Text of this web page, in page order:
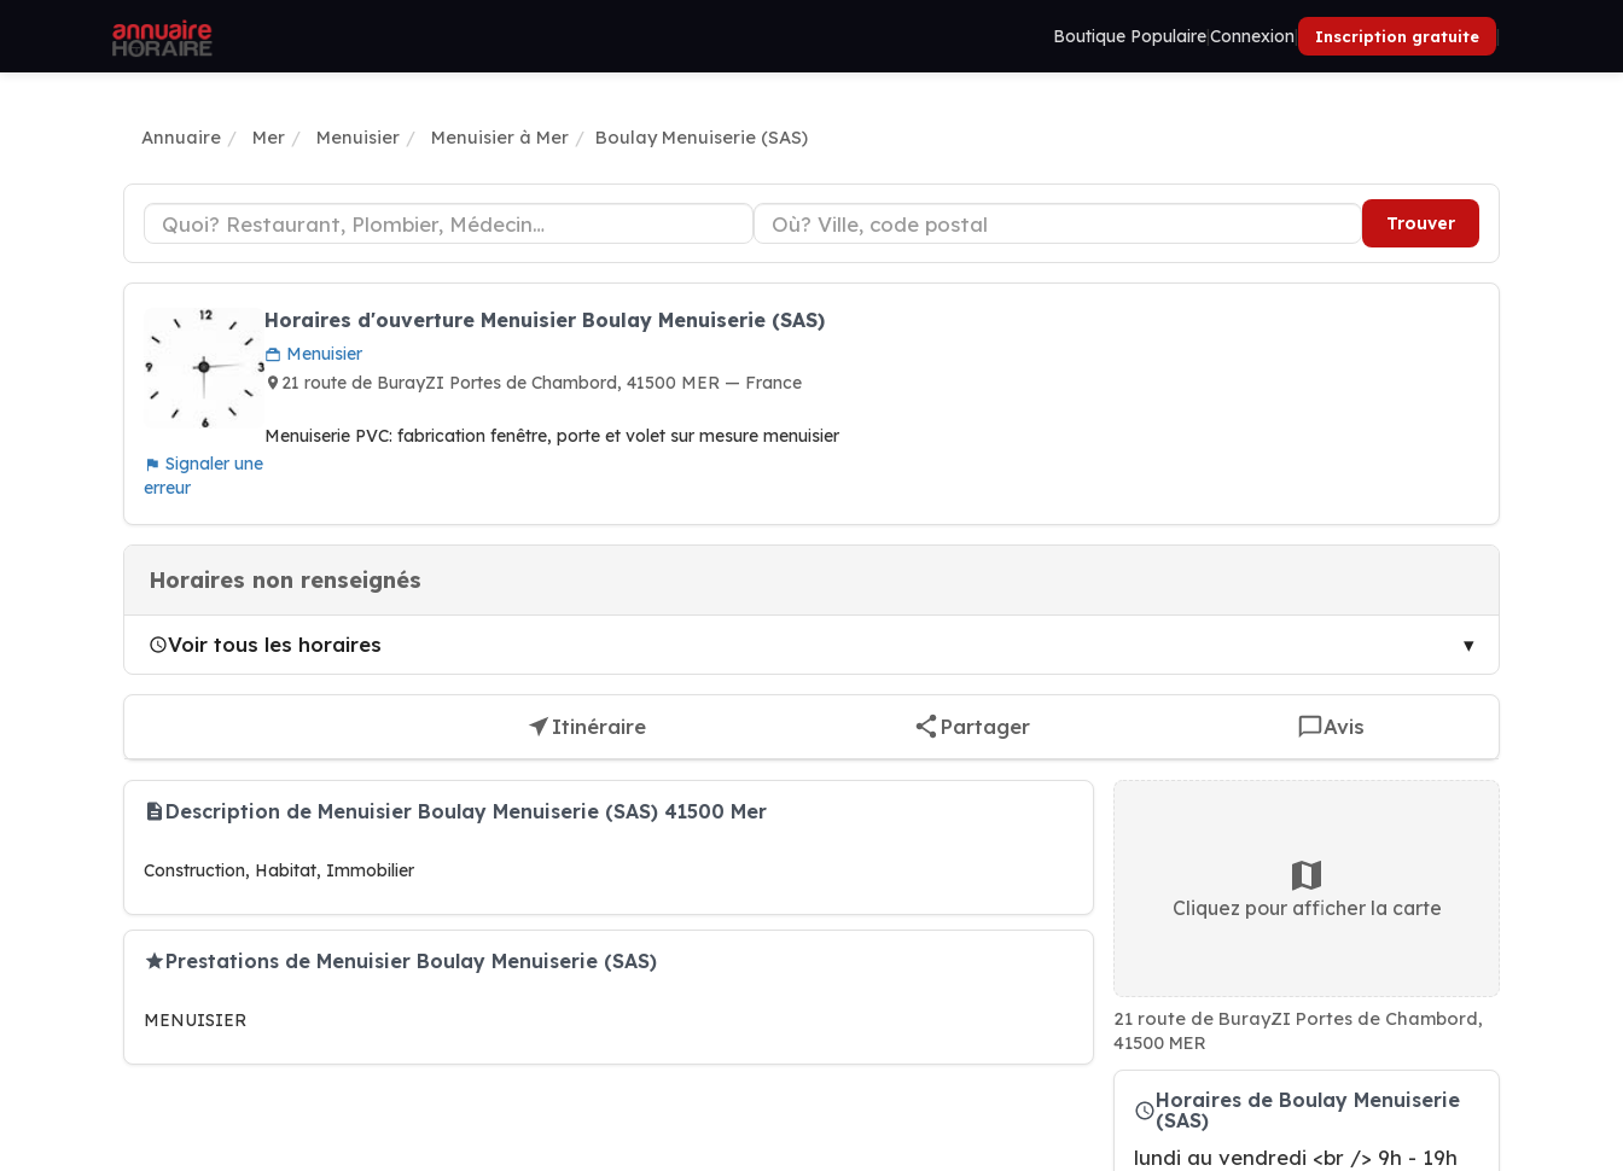
Boutique Populaire|Connexion| Inscription gratuite |
Annuaire Mer Menuisier Menuisier à Mer Boulay Menuiserie (SAS)
Trouver
Signaler une
erreur
Horaires d'ouverture Menuisier Boulay Menuiserie (SAS)
Menuisier
21 route de BurayZI Portes de Chambord, 41500 MER — France
Menuiserie PVC: fabrication fenêtre, porte et volet sur mesure menuisier
Horaires non renseignés
Voir tous les horaires
Itinéraire Partager Avis
Description de Menuisier Boulay Menuiserie (SAS) 41500 Mer
Construction, Habitat, Immobilier
Prestations de Menuisier Boulay Menuiserie (SAS)
MENUISIER
Cliquez pour afficher la carte
21 route de BurayZI Portes de Chambord,
41500 MER
Horaires de Boulay Menuiserie
(SAS)
lundi au vendredi <br /> 9h - 19h